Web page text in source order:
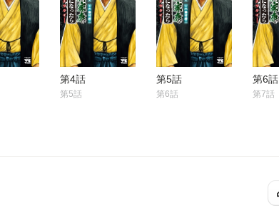
第4話
第5話
第5話
第6話
第6話
第7話